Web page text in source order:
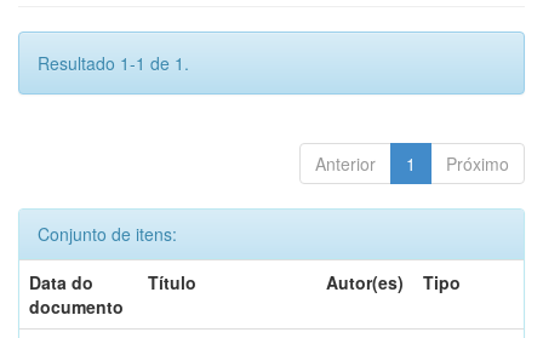
Resultado 1-1 de 1.
Anterior 1 Próximo
Conjunto de itens:
Data do
documento
Título Autor(es) Tipo